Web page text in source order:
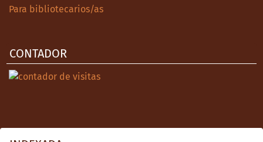
Para bibliotecarios/as
CONTADOR